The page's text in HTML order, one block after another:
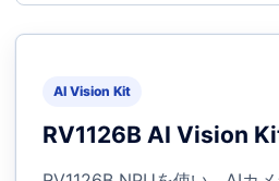
AI Vision Kit
RV1126B AI Vision